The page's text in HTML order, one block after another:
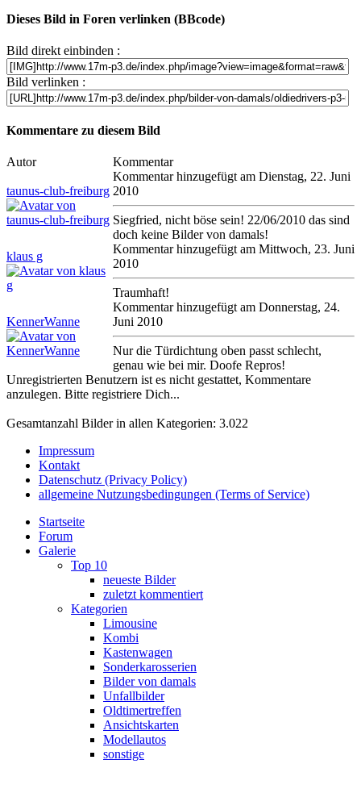
Dieses Bild in Foren verlinken (BBcode)
Bild direkt einbinden :
Bild verlinken :
Kommentare zu diesem Bild
Autor Kommentar
taunus-club-freiburg
Kommentar hinzugefügt am Dienstag, 22. Juni
2010
Siegfried, nicht böse sein! 22/06/2010 das sind
doch keine Bilder von damals!
klaus g
Kommentar hinzugefügt am Mittwoch, 23. Juni
2010
Traumhaft!
KennerWanne
Kommentar hinzugefügt am Donnerstag, 24.
Juni 2010
Nur die Türdichtung oben passt schlecht,
genau wie bei mir. Doofe Repros!
Unregistrierten Benutzern ist es nicht gestattet, Kommentare
anzulegen. Bitte registriere Dich...
Gesamtanzahl Bilder in allen Kategorien: 3.022
Impressum
Kontakt
Datenschutz (Privacy Policy)
allgemeine Nutzungsbedingungen (Terms of Service)
Startseite
Forum
Galerie
Top 10
neueste Bilder
zuletzt kommentiert
Kategorien
Limousine
Kombi
Kastenwagen
Sonderkarosserien
Bilder von damals
Unfallbilder
Oldtimertreffen
Ansichtskarten
Modellautos
sonstige